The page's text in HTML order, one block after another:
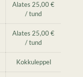
Alates 25,00 €
/ tund
Alates 25,00 €
/ tund
Kokkuleppel